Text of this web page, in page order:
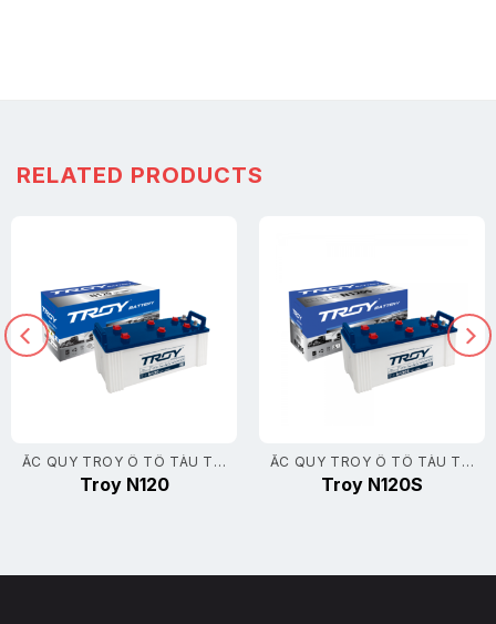
RELATED PRODUCTS
ẮC QUY TROY Ô TÔ TÀU THUYỀN
Troy N120
ẮC QUY TROY Ô TÔ TÀU THUYỀN
Troy N120S